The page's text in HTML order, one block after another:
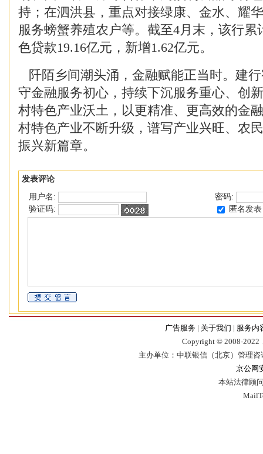
持；在泗洪县，重点对接绿康、金水、耀
服务螃蟹养殖农户等。截至4月末，该行累
色贷款19.16亿元，新增1.62亿元。
阡陌乡间潮头涌，金融赋能正当时。建
守金融服务初心，持续下沉服务重心、创
村特色产业沃土，以更精准、更高效的金
村特色产业不断升级，谱写产业兴旺、农
振兴新篇章。
发表评论
用户名:
密码:
验证码:
匿名发表
广告服务 | 关于我们 | 服务内
Copyright © 2008-2022
主办单位：中联银信（北京）管理
京公网
本站法律顾